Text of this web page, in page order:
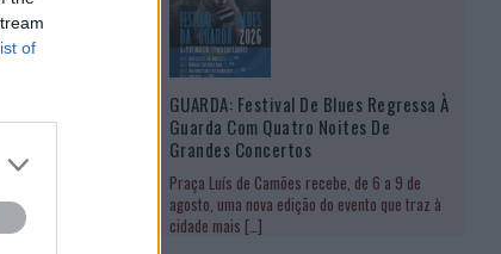
of
GUARDA: Festival De Blues Regressa À
Guarda Com Quatro Noites De
Grandes Concertos
Praça Luís de Camões recebe, de 6 a 9 de
agosto, uma nova edição do evento que traz à
cidade mais […]